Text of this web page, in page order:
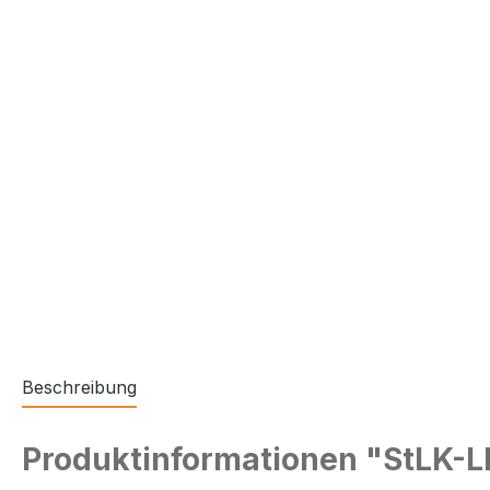
Beschreibung
Produktinformationen "StLK-